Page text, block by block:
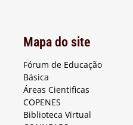
Mapa do site
Fórum de Educação
Básica
Áreas Cientificas
COPENES
Biblioteca Virtual